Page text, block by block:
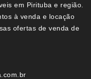
em Pirituba e região.
à venda e locação
ofertas de venda de